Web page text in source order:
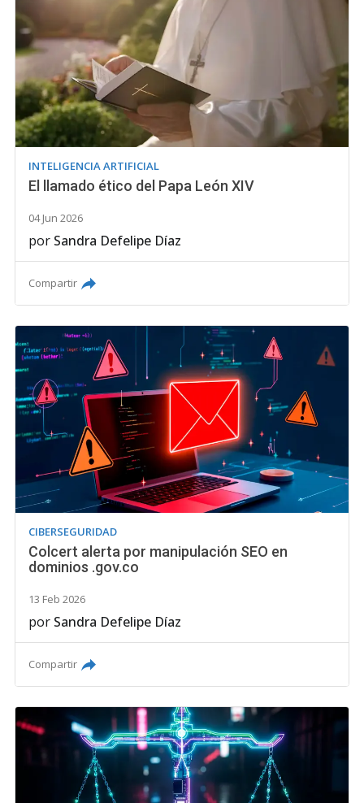
INTELIGENCIA ARTIFICIAL
El llamado ético del Papa León XIV
04 Jun 2026
por Sandra Defelipe Díaz
Compartir
CIBERSEGURIDAD
Colcert alerta por manipulación SEO en
dominios .gov.co
13 Feb 2026
por Sandra Defelipe Díaz
Compartir